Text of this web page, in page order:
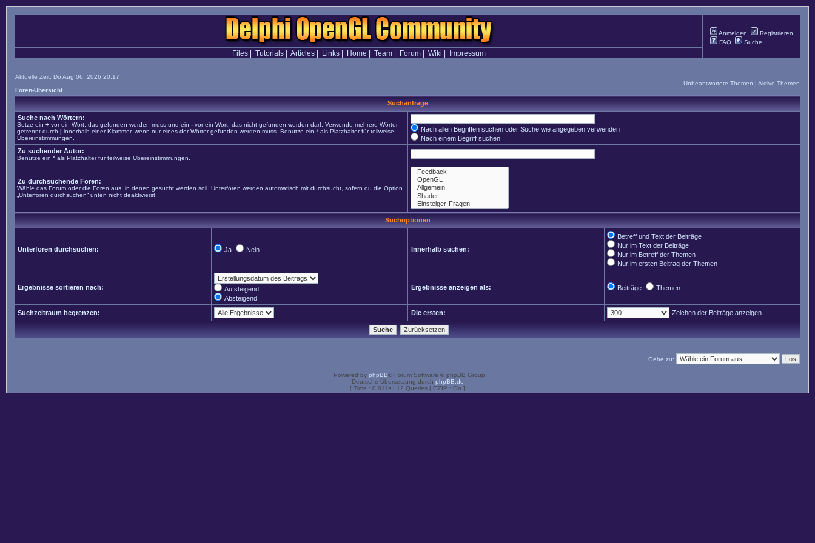
Anmelden
Registrieren
FAQ
Suche
Files| Tutorials| Articles| Links| Home Team| Forum| Wiki Impressum
Aktuelle Zeit: Do Aug 06, 2026 20:17
Foren-Übersicht
Unbeantwortete Themen | Aktive Themen
Suchanfrage
Suche nach Wörtern:
Setze ein + vor ein Wort, das gefunden werden muss und ein - vor ein Wort, das nicht gefunden werden darf. Verwende mehrere Wörter
getrennt durch | innerhalb einer Klammer, wenn nur eines der Wörter gefunden werden muss. Benutze ein * als Platzhalter für teilweise
Übereinstimmungen.
Nach allen Begriffen suchen oder Suche wie angegeben verwenden
Nach einem Begriff suchen
Zu suchender Autor:
Benutze ein * als Platzhalter für teilweise Übereinstimmungen.
Zu durchsuchende Foren:
Wähle das Forum oder die Foren aus, in denen gesucht werden soll. Unterforen werden automatisch mit durchsucht, sofern du die Option
„Unterforen durchsuchen“ unten nicht deaktivierst.
Suchoptionen
Unterforen durchsuchen: Ja Nein Innerhalb suchen:
Betreff und Text der Beiträge
Nur im Text der Beiträge
Nur im Betreff der Themen
Nur im ersten Beitrag der Themen
Ergebnisse sortieren nach:
Aufsteigend
Absteigend
Ergebnisse anzeigen als: Beiträge Themen
Suchzeitraum begrenzen: Die ersten: Zeichen der Beiträge anzeigen
Gehe zu:
Powered by phpBB® Forum Software © phpBB Group
Deutsche Übersetzung durch phpBB.de
[ Time : 0.011s | 12 Queries | GZIP : On ]